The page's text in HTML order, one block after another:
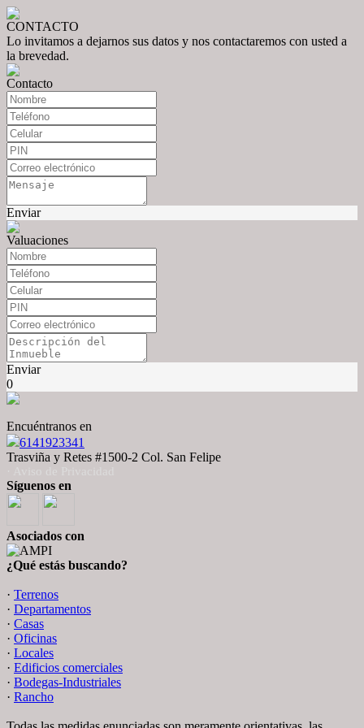
CONTACTO
Lo invitamos a dejarnos sus datos y nos contactaremos con usted a
la brevedad.
Contacto
Enviar
Valuaciones
Enviar
0
Encuéntranos en
6141923341
Trasviña y Retes #1500-2 Col. San Felipe
Síguenos en
Asociados con
¿Qué estás buscando?
· Terrenos
· Departamentos
· Casas
· Oficinas
· Locales
· Edificios comerciales
· Bodegas-Industriales
· Rancho